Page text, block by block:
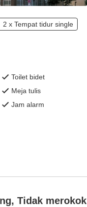
2 x Tempat tidur single
Toilet bidet
Meja tulis
Jam alarm
Tidak merokok